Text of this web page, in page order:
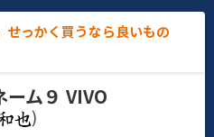
せっかく買うなら良いもの
ーム９ VIVO
)